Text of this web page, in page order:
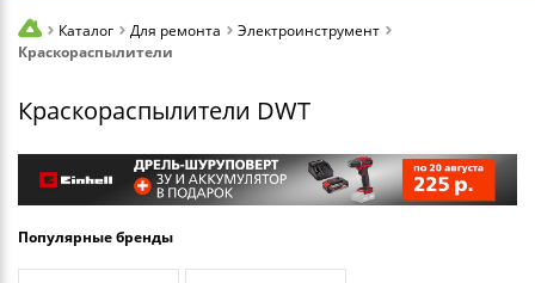
Каталог Для ремонта
Электроинструмент
Краскораспылители
Краскораспылители DWT
Популярные бренды